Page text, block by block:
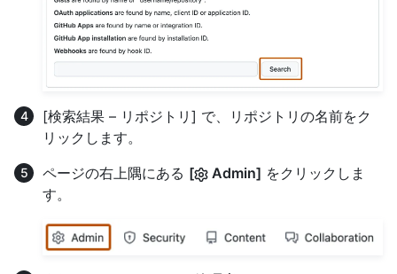
[検索結果 – リポジトリ] で、リポジトリの名前をク
リックします。
ページの右上隅にある [ Admin] をクリックしま
す。